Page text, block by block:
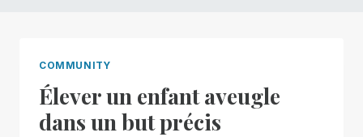
COMMUNITY
Élever un enfant aveugle
dans un but précis